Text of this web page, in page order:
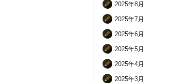
2025年8月
2025年7月
2025年6月
2025年5月
2025年4月
2025年3月